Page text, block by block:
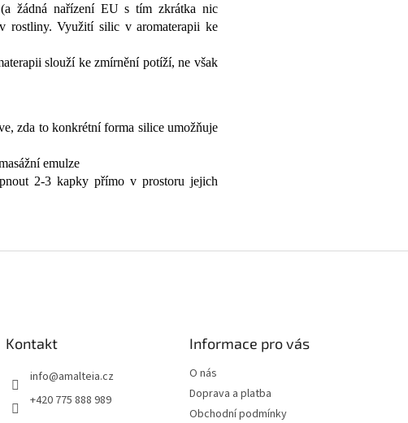
žádná nařízení EU s tím zkrátka nic
rostliny. Využití silic v aromaterapii ke
slouží ke zmírnění potíží, ne však
zda to konkrétní forma silice umožňuje
emulze
2-3 kapky přímo v prostoru jejich
Kontakt
info@amalteia.cz
+420 775 888 989
Informace pro vás
O nás
Doprava a platba
Obchodní podmínky